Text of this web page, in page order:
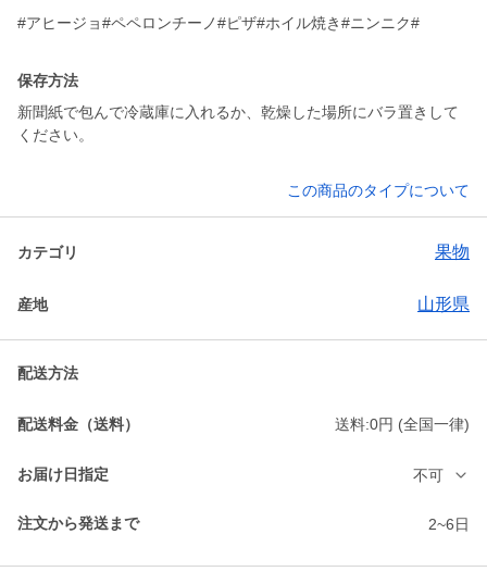
#アヒージョ#ペペロンチーノ#ピザ#ホイル焼き#ニンニク#
保存方法
新聞紙で包んで冷蔵庫に入れるか、乾燥した場所にバラ置きして
ください。
この商品のタイプについて
カテゴリ 果物
産地 山形県
配送方法
配送料金（送料） 送料:0円 (全国一律)
お届け日指定 不可
注文から発送まで 2~6日